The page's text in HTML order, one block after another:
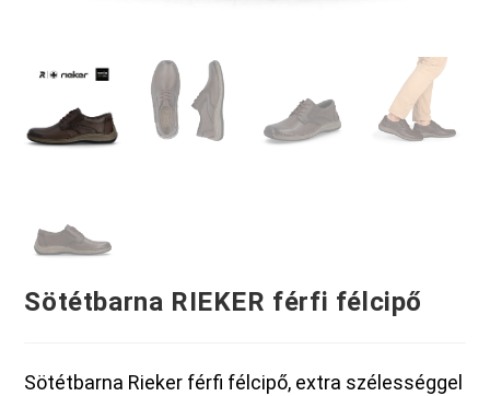
Sötétbarna RIEKER férfi félcipő
Sötétbarna Rieker férfi félcipő, extra szélességgel